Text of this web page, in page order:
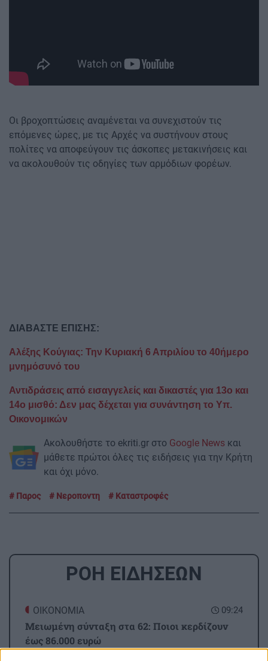
Οι βροχοπτώσεις αναμένεται να συνεχιστούν τις
επόμενες ώρες, με τις Αρχές να συστήνουν στους
πολίτες να αποφεύγουν τις άσκοπες μετακινήσεις και
να ακολουθούν τις οδηγίες των αρμόδιων φορέων.
ΔΙΑΒΑΣΤΕ ΕΠΙΣΗΣ:
Αλέξης Κούγιας: Την Κυριακή 6 Απριλίου το 40ήμερο
μνημόσυνό του
Αντιδράσεις από εισαγγελείς και δικαστές για 13ο και
14ο μισθό: Δεν μας δέχεται για συνάντηση το Υπ.
Οικονομικών
Ακολουθήστε το ekriti.gr στο Google News και
μάθετε πρώτοι όλες τις ειδήσεις για την Κρήτη
και όχι μόνο.
Παρος Νεροποντη Καταστροφές
ΡΟΗ ΕΙΔΗΣΕΩΝ
09:24
ΟΙΚΟΝΟΜΙΑ
Μειωμένη σύνταξη στα 62: Ποιοι κερδίζουν
έως 86.000 ευρώ